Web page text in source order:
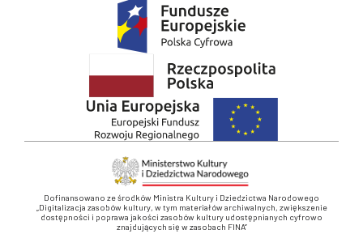
Dofinansowano ze środków Ministra Kultury i Dziedzictwa Narodowego
„Digitalizacja zasobów kultury, w tym materiałów archiwalnych, zwiększenie
dostępności i poprawa jakości zasobów kultury udostępnianych cyfrowo
znajdujących się w zasobach FINA”